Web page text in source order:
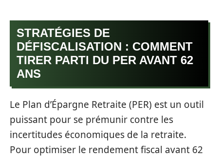
STRATÉGIES DE
DÉFISCALISATION : COMMENT
TIRER PARTI DU PER AVANT 62
ANS
Le Plan d’Épargne Retraite (PER) est un outil
puissant pour se prémunir contre les
incertitudes économiques de la retraite.
Pour optimiser le rendement fiscal avant 62